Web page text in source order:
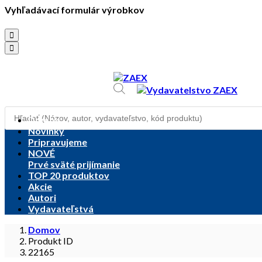
Vyhľadávací formulár výrobkov
Products
Domov
Novinky
Pripravujeme
NOVÉ
Prvé sväté prijímanie
TOP 20 produktov
Akcie
Autori
Vydavateľstvá
Domov
Produkt ID
22165